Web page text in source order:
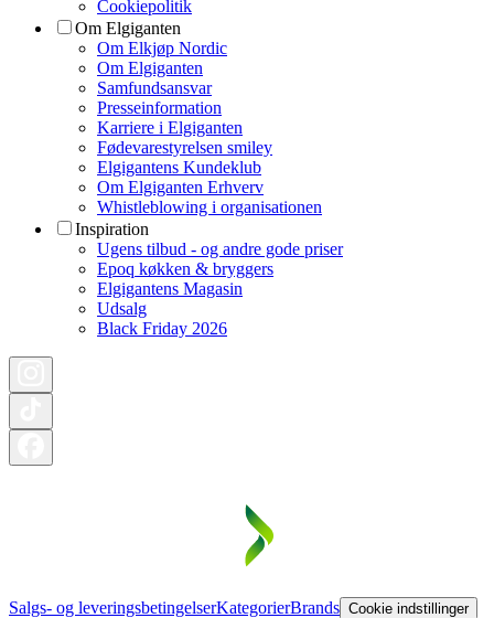
Cookiepolitik
Om Elgiganten
Om Elkjøp Nordic
Om Elgiganten
Samfundsansvar
Presseinformation
Karriere i Elgiganten
Fødevarestyrelsen smiley
Elgigantens Kundeklub
Om Elgiganten Erhverv
Whistleblowing i organisationen
Inspiration
Ugens tilbud - og andre gode priser
Epoq køkken & bryggers
Elgigantens Magasin
Udsalg
Black Friday 2026
Salgs- og leveringsbetingelserKategorierBrands Cookie indstillinger